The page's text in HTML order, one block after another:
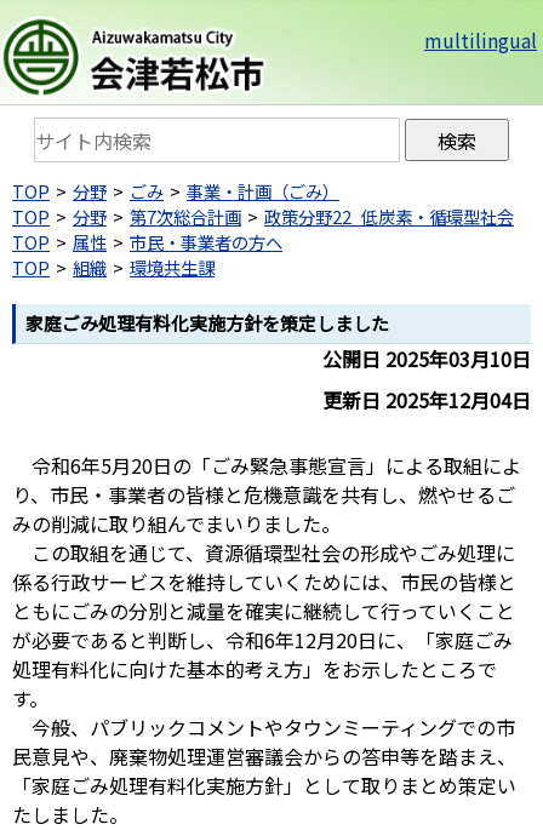
multilingual
TOP 分野 ごみ
事業・計画（ごみ）
TOP
分野 第7次総合計画
政策分野22_低炭素・循環型社会
TOP
属性
市民・事業者の方へ
TOP
組織 環境共生課
家庭ごみ処理有料化実施方針を策定しました
公開日 2025年03月10日
更新日 2025年12月04日
令和6年5月20日の「ごみ緊急事態宣言」による取組によ
り、市民・事業者の皆様と危機意識を共有し、燃やせるご
みの削減に取り組んでまいりました。
この取組を通じて、資源循環型社会の形成やごみ処理に
係る行政サービスを維持していくためには、市民の皆様と
ともにごみの分別と減量を確実に継続して行っていくこと
が必要であると判断し、令和6年12月20日に、「家庭ごみ
処理有料化に向けた基本的考え方」をお示したところで
す。
今般、パブリックコメントやタウンミーティングでの市
民意見や、廃棄物処理運営審議会からの答申等を踏まえ、
「家庭ごみ処理有料化実施方針」として取りまとめ策定い
たしました。